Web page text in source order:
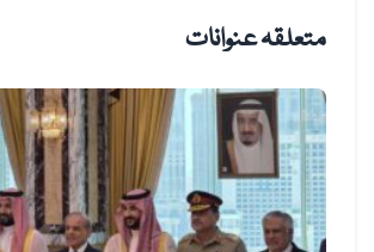
متعلقہ عنوانات